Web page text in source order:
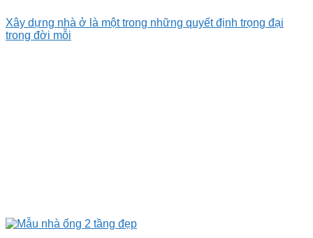
Xây dựng nhà ở là một trong những quyết định trọng đại
trong đời mỗi